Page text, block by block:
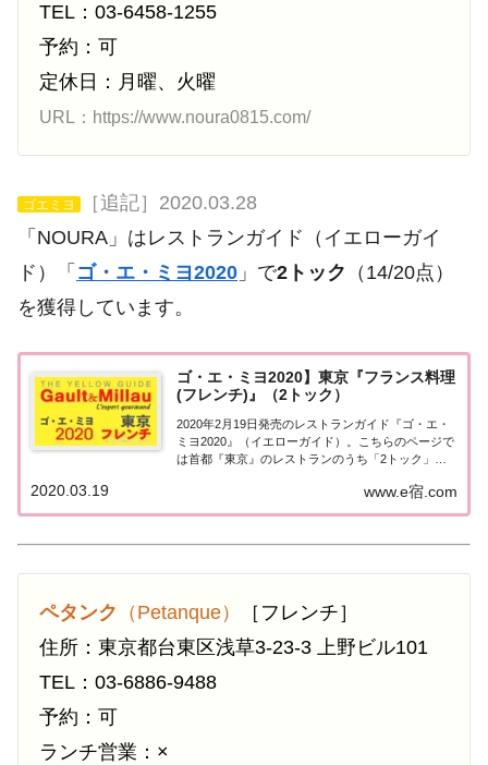
TEL：03-6458-1255
予約：可
定休日：月曜、火曜
URL：https://www.noura0815.com/
ゴエミヨ
［追記］2020.03.28
「NOURA」はレストランガイド（イエローガイ
ド）「 ゴ・エ・ミヨ2020 」で2トック （14/20点）
を獲得しています。
ゴ・エ・ミヨ2020】東京『フランス料理
(フレンチ)』（2トック）
2020年2月19日発売のレストランガイド『ゴ・エ・
ミヨ2020』（イエローガイド）。こちらのページで
は首都『東京』のレストランのうち「2トック」を
報について一覧にまとめました。ゴエミヨ2020東京
「フランス料理」首都「東京エリア」で...
www.e宿.com
2020.03.19
ペタンク （Petanque）
［フレンチ］
住所：東京都台東区浅草3-23-3 上野ビル101
TEL：03-6886-9488
予約：可
ランチ営業：×